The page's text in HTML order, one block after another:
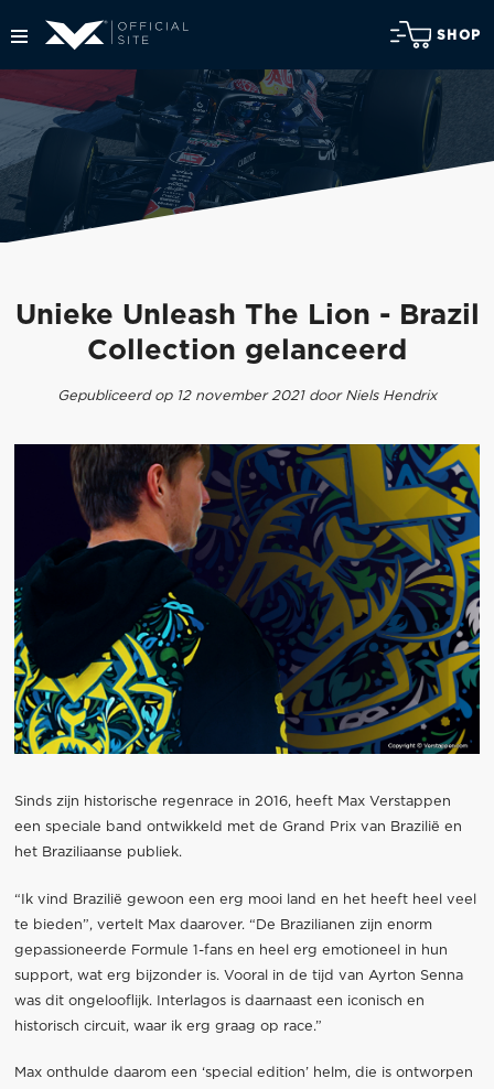
SHOP
Unieke Unleash The Lion - Brazil
Collection gelanceerd
Gepubliceerd op 12 november 2021 door Niels Hendrix
Sinds zijn historische regenrace in 2016, heeft Max Verstappen
een speciale band ontwikkeld met de Grand Prix van Brazilië en
het Braziliaanse publiek.
“Ik vind Brazilië gewoon een erg mooi land en het heeft heel veel
te bieden”, vertelt Max daarover. “De Brazilianen zijn enorm
gepassioneerde Formule 1-fans en heel erg emotioneel in hun
support, wat erg bijzonder is. Vooral in de tijd van Ayrton Senna
was dit ongelooflijk. Interlagos is daarnaast een iconisch en
historisch circuit, waar ik erg graag op race.”
Max onthulde daarom een ‘special edition’ helm, die is ontworpen